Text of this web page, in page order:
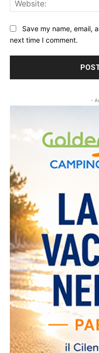
Save my name, email,
next time I comment.
-